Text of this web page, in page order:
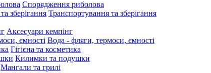
Спорядження риболова
Транспортування та зберігання
Аксесуари кемпінг
Вода - фляги, термоси, ємності
Гігієна та косметика
Килимки та подушки
Мангали та грилі